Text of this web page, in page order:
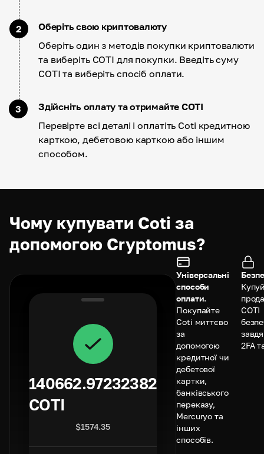
2
Оберіть свою криптовалюту
Оберіть один з методів покупки криптовалюти
та виберіть COTI для покупки. Введіть суму
COTI та виберіть спосіб оплати.
3
Здійсніть оплату та отримайте COTI
Перевірте всі деталі і оплатіть Coti кредитною
карткою, дебетовою карткою або іншим
способом.
Чому купувати Coti за
допомогою Cryptomus?
140662.97232382
COTI
$1574.35
Універсальні
способи
оплати.
Покупайте
Coti миттєво
за
допомогою
кредитної чи
дебетової
картки,
банківського
переказу,
Mercuryo та
інших
способів.
COTI
2FA